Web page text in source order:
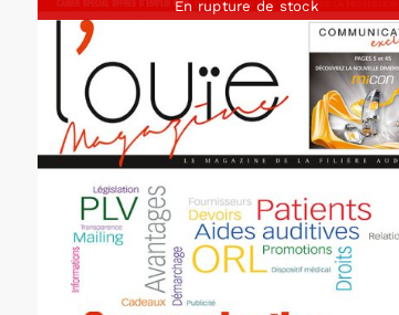
En rupture de stock